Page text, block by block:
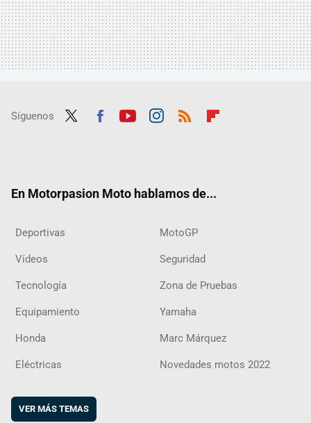
Síguenos
En Motorpasion Moto hablamos de...
Deportivas MotoGP
Vídeos Seguridad
Tecnología Zona de Pruebas
Equipamiento Yamaha
Honda Marc Márquez
Eléctricas Novedades motos 2022
VER MÁS TEMAS